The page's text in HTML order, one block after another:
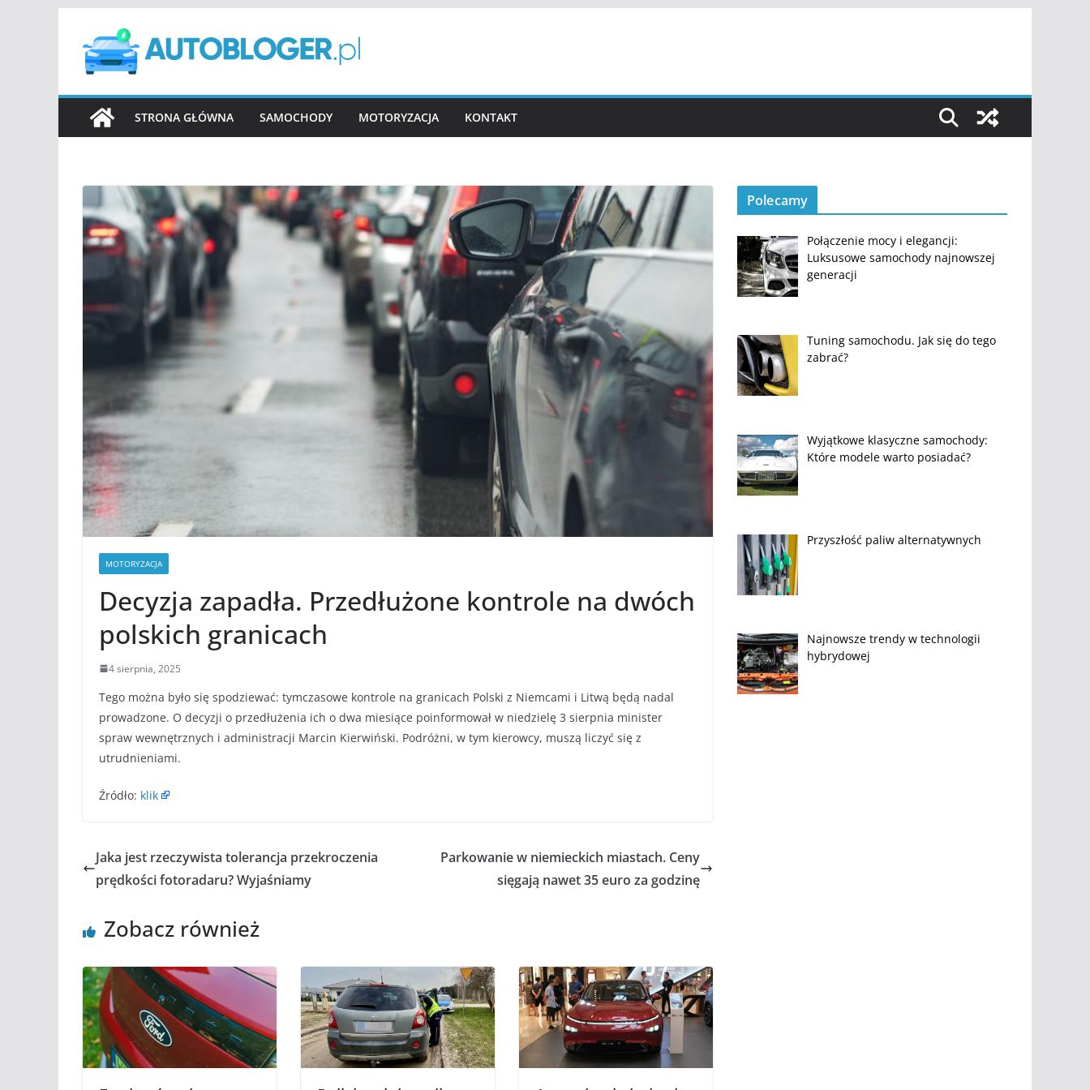
treści
STRONA GŁÓWNA SAMOCHODY MOTORYZACJA KONTAKT
MOTORYZACJA
Decyzja zapadła. Przedłużone kontrole na dwóch
polskich granicach
4 sierpnia, 2025
Tego można było się spodziewać: tymczasowe kontrole na granicach Polski z Niemcami i Litwą będą nadal
prowadzone. O decyzji o przedłużenia ich o dwa miesiące poinformował w niedzielę 3 sierpnia minister
spraw wewnętrznych i administracji Marcin Kierwiński. Podróżni, w tym kierowcy, muszą liczyć się z
utrudnieniami.
Źródło: klik
Jaka jest rzeczywista tolerancja przekroczenia
prędkości fotoradaru? Wyjaśniamy
Parkowanie w niemieckich miastach. Ceny
sięgają nawet 35 euro za godzinę
Zobacz również
Polecamy
Połączenie mocy i elegancji:
Luksusowe samochody najnowszej
generacji
Tuning samochodu. Jak się do tego
zabrać?
Wyjątkowe klasyczne samochody:
Które modele warto posiadać?
Przyszłość paliw alternatywnych
Najnowsze trendy w technologii
hybrydowej